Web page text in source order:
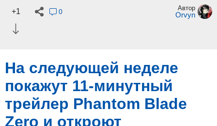
+1 0 Автор
Orvyn
На следующей неделе
покажут 11-минутный
трейлер Phantom Blade
Zero и откроют